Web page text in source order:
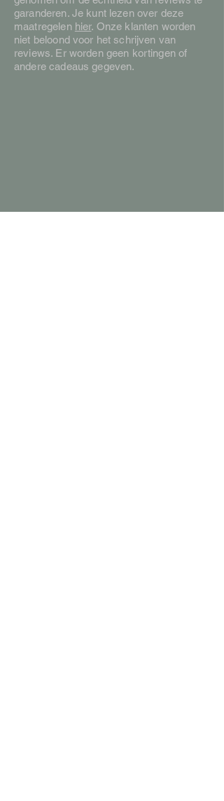
garanderen. Je kunt lezen over deze
maatregelen hier. Onze klanten worden
niet beloond voor het schrijven van
reviews. Er worden geen kortingen of
andere cadeaus gegeven.